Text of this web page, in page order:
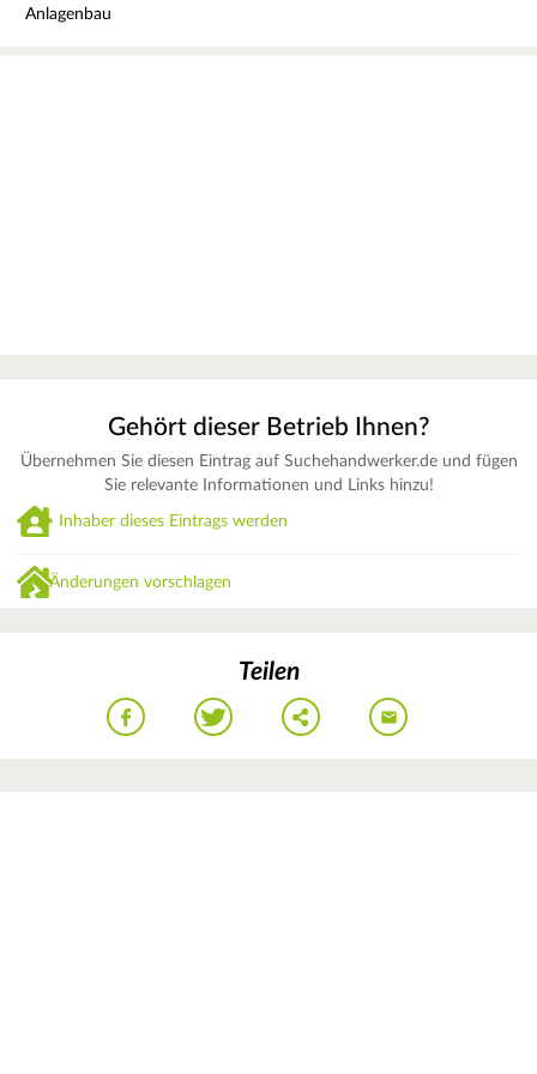
Anlagenbau
Gehört dieser Betrieb Ihnen?
Übernehmen Sie diesen Eintrag auf Suchehandwerker.de und fügen
Sie relevante Informationen und Links hinzu!
Inhaber dieses Eintrags werden
Änderungen vorschlagen
Teilen